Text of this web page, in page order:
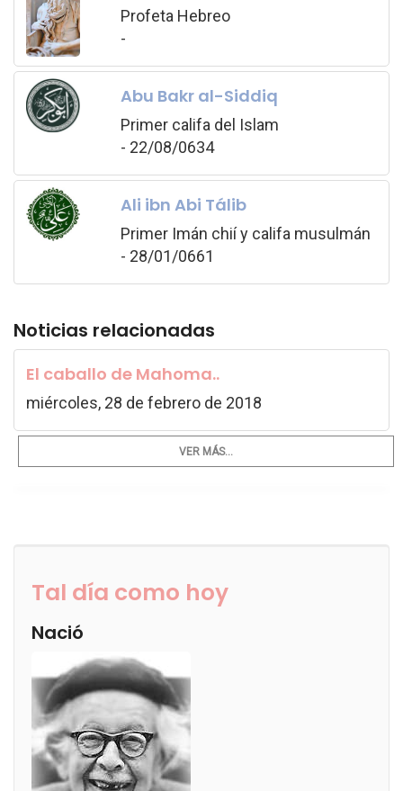
Profeta Hebreo
-
Abu Bakr al-Siddiq
Primer califa del Islam
- 22/08/0634
Ali ibn Abi Tálib
Primer Imán chií y califa musulmán
- 28/01/0661
Noticias relacionadas
El caballo de Mahoma..
miércoles, 28 de febrero de 2018
VER MÁS...
Tal día como hoy
Nació